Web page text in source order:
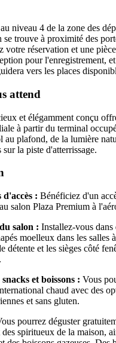
niveau 4 de la zone des
se trouve à proximité des
votre réservation et une
pour l'enregistrement,
vers les places
attend
et élégamment conçu
à partir du terminal
au plafond, de la lumière
sur la piste d'atterrissage.
d'accès : Bénéficiez d'un
salon Plaza Premium à
salon : Installez-vous dans
moelleux dans les salles
détente et les sièges côté
et boissons : Vous
chaud avec des
et sans gluten.
pourrez déguster
des spiritueux de la maison,